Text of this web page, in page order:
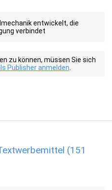
entwickelt, die
verbindet
zu können, müssen Sie sich
Publisher anmelden
(151